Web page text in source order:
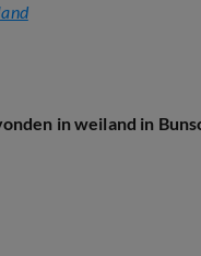
in weiland in